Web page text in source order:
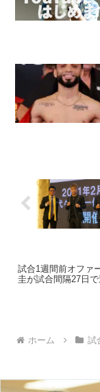
試合1週間前オファ
圭が試合間隔27日
ホーム 試